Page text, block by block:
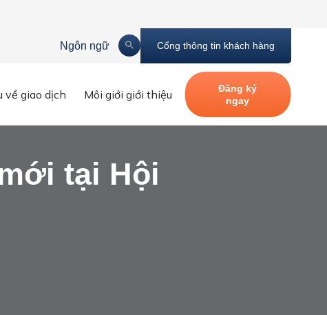
Ngôn ngữ Cổng thông tin khách hàng
về giao dịch Môi giới giới thiệu
Đăng ký
ngay
tại Hội